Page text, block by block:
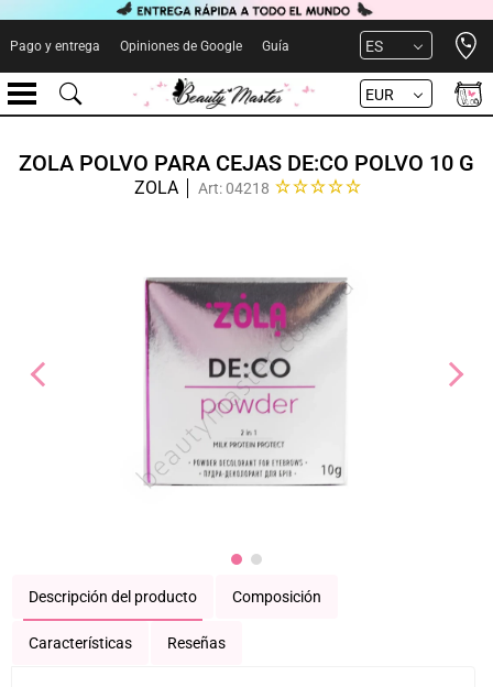
Pago y entrega Opiniones de Google Guía ES
EUR
ZOLA POLVO PARA CEJAS DE:CO POLVO 10 G
ZOLA Art: 04218
Descripción del producto Composición
Características Reseñas